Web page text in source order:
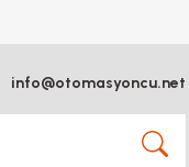
info@otomasyoncu.net